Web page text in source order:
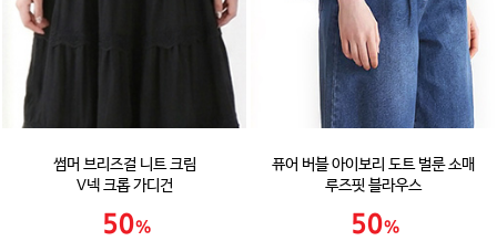
썸머 브리즈걸 니트 크림
V넥 크롭 가디건
퓨어 버블 아이보리 도트 벌룬 소매
루즈핏 블라우스